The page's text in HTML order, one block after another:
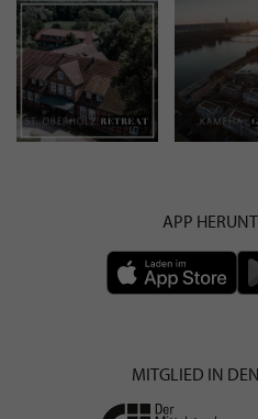
APP
MITGLIED IN